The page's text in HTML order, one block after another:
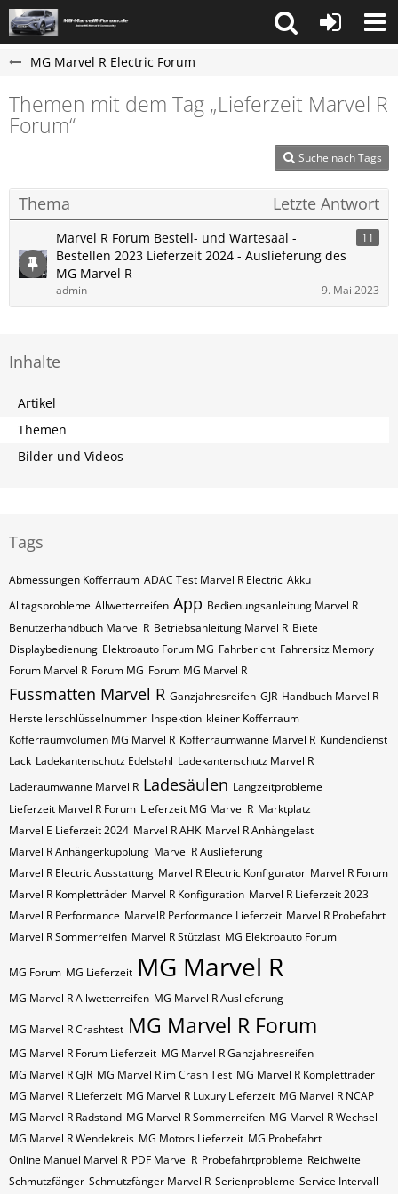
MG Marvel R Electric Forum
Themen mit dem Tag „Lieferzeit Marvel R
Forum“
Suche nach Tags
Thema Letzte Antwort
Marvel R Forum Bestell- und Wartesaal -
Bestellen 2023 Lieferzeit 2024 - Auslieferung des
MG Marvel R
11
admin 9. Mai 2023
Inhalte
Artikel
Themen
Bilder und Videos
Tags
Abmessungen Kofferraum ADAC Test Marvel R Electric Akku
Alltagsprobleme Allwetterreifen App Bedienungsanleitung Marvel R
Benutzerhandbuch Marvel R Betriebsanleitung Marvel R Biete
Displaybedienung Elektroauto Forum MG Fahrbericht Fahrersitz Memory
Forum Marvel R Forum MG Forum MG Marvel R
Fussmatten Marvel R Ganzjahresreifen GJR Handbuch Marvel R
Herstellerschlüsselnummer Inspektion kleiner Kofferraum
Kofferraumvolumen MG Marvel R Kofferraumwanne Marvel R Kundendienst
Lack Ladekantenschutz Edelstahl Ladekantenschutz Marvel R
Laderaumwanne Marvel R Ladesäulen Langzeitprobleme
Lieferzeit Marvel R Forum Lieferzeit MG Marvel R Marktplatz
Marvel E Lieferzeit 2024 Marvel R AHK Marvel R Anhängelast
Marvel R Anhängerkupplung Marvel R Auslieferung
Marvel R Electric Ausstattung Marvel R Electric Konfigurator Marvel R Forum
Marvel R Kompletträder Marvel R Konfiguration Marvel R Lieferzeit 2023
Marvel R Performance MarvelR Performance Lieferzeit Marvel R Probefahrt
Marvel R Sommerreifen Marvel R Stützlast MG Elektroauto Forum
MG Forum MG Lieferzeit MG Marvel R
MG Marvel R Allwetterreifen MG Marvel R Auslieferung
MG Marvel R Crashtest MG Marvel R Forum
MG Marvel R Forum Lieferzeit MG Marvel R Ganzjahresreifen
MG Marvel R GJR MG Marvel R im Crash Test MG Marvel R Kompletträder
MG Marvel R Lieferzeit MG Marvel R Luxury Lieferzeit MG Marvel R NCAP
MG Marvel R Radstand MG Marvel R Sommerreifen MG Marvel R Wechsel
MG Marvel R Wendekreis MG Motors Lieferzeit MG Probefahrt
Online Manuel Marvel R PDF Marvel R Probefahrtprobleme Reichweite
Schmutzfänger Schmutzfänger Marvel R Serienprobleme Service Intervall